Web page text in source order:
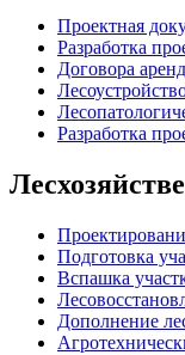
Проектная
Разработка
Договора
Разработка
Подготовка
Вспашка
Дополнение